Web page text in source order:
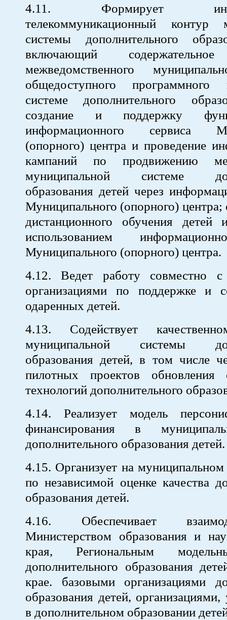
4.11. Формирует
телекоммуникационный контур
системы дополнительного
включающий
межведомственного
общедоступного программного
системе дополнительного
создание и поддержку
информационного сервиса
(опорного) центра и проведение
кампаний по продвижению
муниципальной системе
образования детей через
Муниципального (опорного) центра;
дистанционного обучения детей
использованием
Муниципального (опорного) центра.
4.12. Ведет работу совместно
организациями по поддержке и
одаренных детей.
4.13. Содействует
муниципальной системы
образования детей, в том числе
пилотных проектов обновления
технологий дополнительного
4.14. Реализует модель
финансирования в
дополнительного образования детей.
4.15. Организует на
по независимой оценке качества
образования детей.
4.16. Обеспечивает
Министерством образования и
края, Региональным
дополнительного образования
крае. базовыми организациями
образования детей,
в дополнительном образовании